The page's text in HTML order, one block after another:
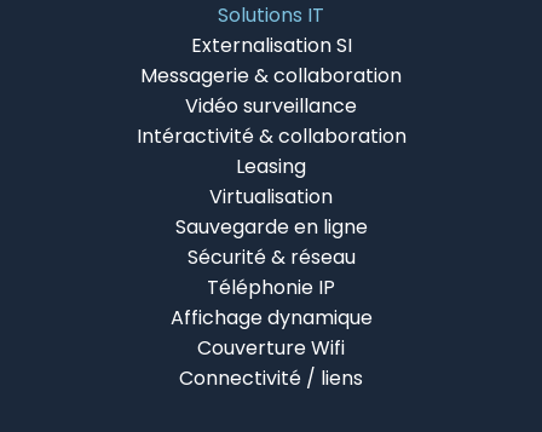
Solutions IT
Externalisation SI
Messagerie & collaboration
Vidéo surveillance
Intéractivité & collaboration
Leasing
Virtualisation
Sauvegarde en ligne
Sécurité & réseau
Téléphonie IP
Affichage dynamique
Couverture Wifi
Connectivité / liens